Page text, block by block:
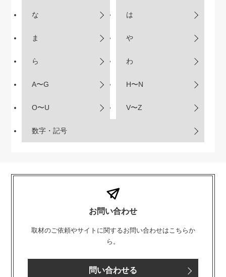
な は
ま や
ら わ
A〜G H〜N
O〜U V〜Z
数字・記号
お問い合わせ
取材のご依頼やサイトに関するお問い合わせはこちらか
ら。
問い合わせる